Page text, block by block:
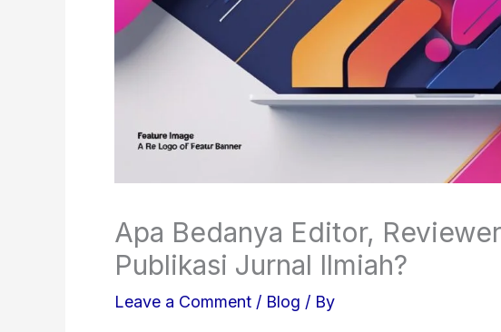
Apa Bedanya Editor,
Publikasi Jurnal Ilmiah?
Leave a Comment / Blog / By